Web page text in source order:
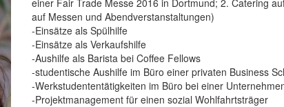
einer Fair Trade Messe 2016 in Dortmund; 2. Catering
auf Messen und Abendverstanstaltungen)
-Einsätze als Spülhilfe
-Einsätze als Verkaufshilfe
-Aushilfe als Barista bei Coffee Fellows
-studentische Aushilfe im Büro einer privaten Business
-Werkstudententätigkeiten im Büro bei einer
-Projektmanagement für einen sozial Wohlfahrtsträger